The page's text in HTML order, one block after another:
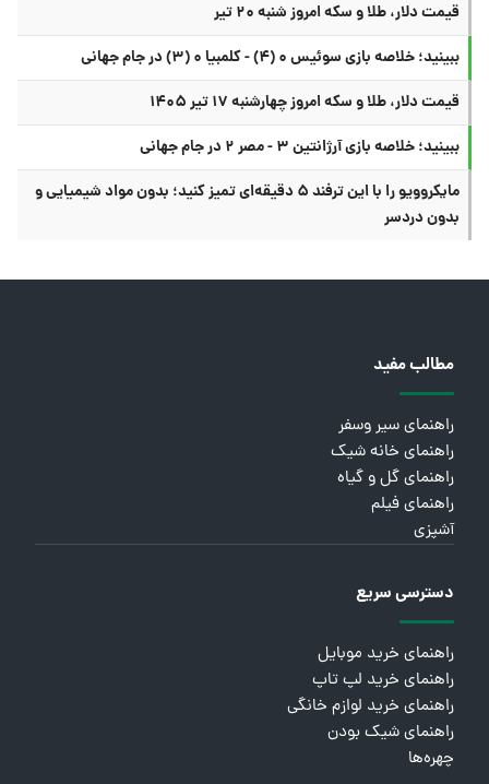
قیمت دلار، طلا و سکه امروز شنبه ۲۰ تیر
ببینید؛ خلاصه بازی سوئیس ۰ (۴) - کلمبیا ۰ (۳) در جام جهانی
قیمت دلار، طلا و سکه امروز چهارشنبه ۱۷ تیر ۱۴۰۵
ببینید؛ خلاصه بازی آرژانتین ۳ - مصر ۲ در جام جهانی
مایکروویو را با این ترفند ۵ دقیقه‌ای تمیز کنید؛ بدون مواد شیمیایی و
بدون دردسر
مطالب مفید
راهنمای سیر وسفر
راهنمای خانه شیک
راهنمای گل و گیاه
راهنمای فیلم
آشپزی
دسترسی سریع
راهنمای خرید موبایل
راهنمای خرید لپ تاپ
راهنمای خرید لوازم خانگی
راهنمای شیک بودن
چهره‌ها